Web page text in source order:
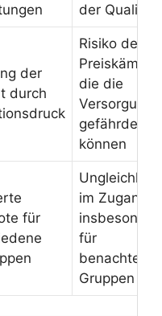
der Qualität
der
durch
Risiko der
die die
Versorgung
gefährden
können
für
Ungleichheit
im Zugang,
für
Gruppen